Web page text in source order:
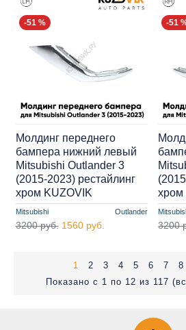
-51 %
Mitsubishi Outlander
Молдинг переднего
бампера нижний левый
Mitsubishi Outlander 3
(2015-2023) рестайлинг
хром KUZOVIK
3200 руб. 1560 руб.
-51
хром
3200
1 2 3 4 5 6 7 8
Показано с 1 по 12 из 117